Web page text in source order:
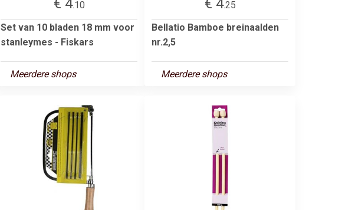
.10
Set van 10 bladen 18 mm voor
stanleymes - Fiskars
Meerdere shops
.25
Bellatio Bamboe breinaalden
nr.2,5
Meerdere shops